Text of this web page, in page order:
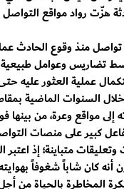
هزّت رواد مواقع
تواصل منذ وقوع
وسط تضاريس وعوامل
عملية العثور عليه
السنوات الماضية
إلى مواقع وعرة، من
كبير على منصات
متباينة؛ إذ
كان شاباً شغوفاً
بالحياة من